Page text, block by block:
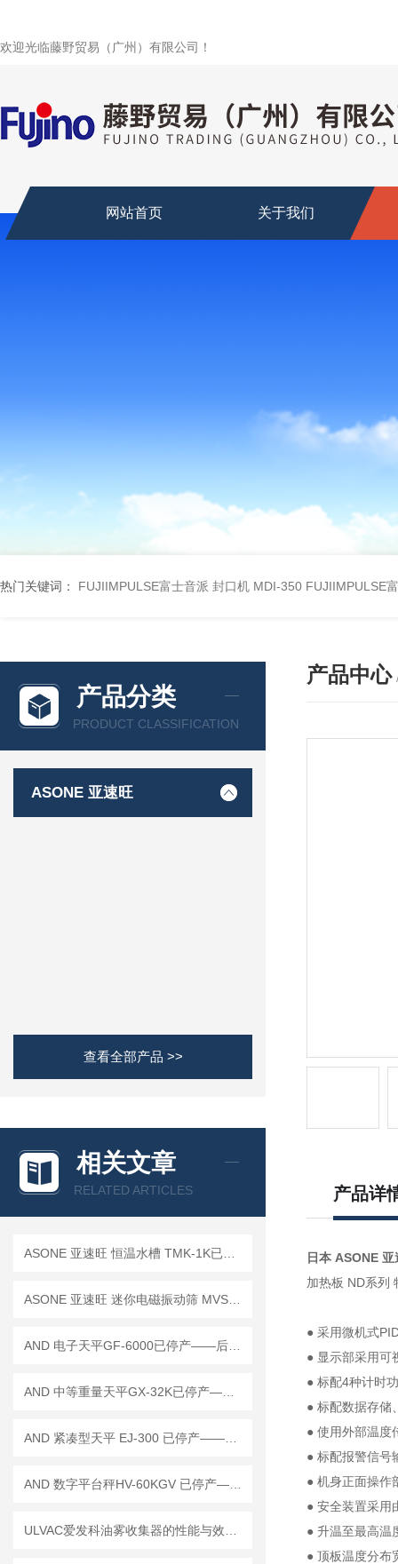
欢迎光临藤野贸易（广州）有限公司！
网站首页 关于我们
热门关键词： FUJIIMPULSE富士音派 封口机 MDI-350 FUJIIMPULSE
产品分类
PRODUCT CLASSIFICATION
ASONE 亚速旺
查看全部产品 >>
相关文章
RELATED ARTICLES
产品中心
产品详
日本 ASONE
加热板 ND系列
● 采用微机式
● 显示部采用可
● 标配4种计时
● 标配数据存储
● 使用外部温度
● 标配报警信号
● 机身正面操作
● 安全装置采用
● 升温至最高温
● 顶板温度分